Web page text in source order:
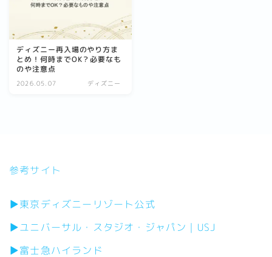
ディズニー再入場のやり方ま
とめ！何時までOK？必要なも
のや注意点
2026.05.07 ディズニー
参考サイト
▶東京ディズニーリゾート公式
▶ユニバーサル・スタジオ・ジャパン｜USJ
▶富士急ハイランド